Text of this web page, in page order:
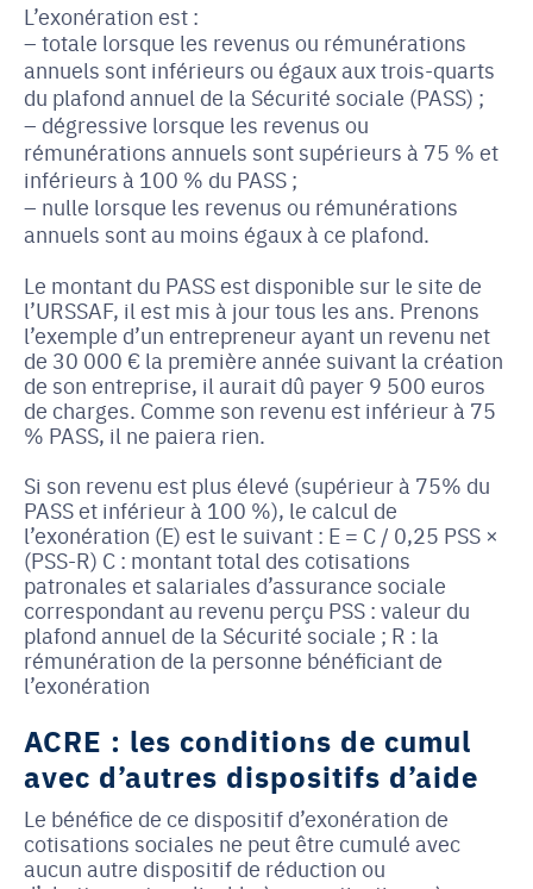
L’exonération est :
totale lorsque les revenus ou rémunérations
annuels sont inférieurs ou égaux aux trois-quarts
du plafond annuel de la Sécurité sociale (PASS) ;
dégressive lorsque les revenus ou
rémunérations annuels sont supérieurs à 75 % et
inférieurs à 100 % du PASS ;
nulle lorsque les revenus ou rémunérations
annuels sont au moins égaux à ce plafond.
Le montant du PASS est disponible sur le site de
l’URSSAF, il est mis à jour tous les ans. Prenons
l’exemple d’un entrepreneur ayant un revenu net
de 30 000 € la première année suivant la création
de son entreprise, il aurait dû payer 9 500 euros
de charges. Comme son revenu est inférieur à 75
% PASS, il ne paiera rien.
Si son revenu est plus élevé (supérieur à 75% du
PASS et inférieur à 100 %), le calcul de
l’exonération (E) est le suivant : E = C / 0,25 PSS ×
(PSS-R) C : montant total des cotisations
patronales et salariales d’assurance sociale
correspondant au revenu perçu PSS : valeur du
plafond annuel de la Sécurité sociale ; R : la
rémunération de la personne bénéficiant de
l’exonération
ACRE : les conditions de cumul
avec d’autres dispositifs d’aide
Le bénéfice de ce dispositif d’exonération de
cotisations sociales ne peut être cumulé avec
aucun autre dispositif de réduction ou